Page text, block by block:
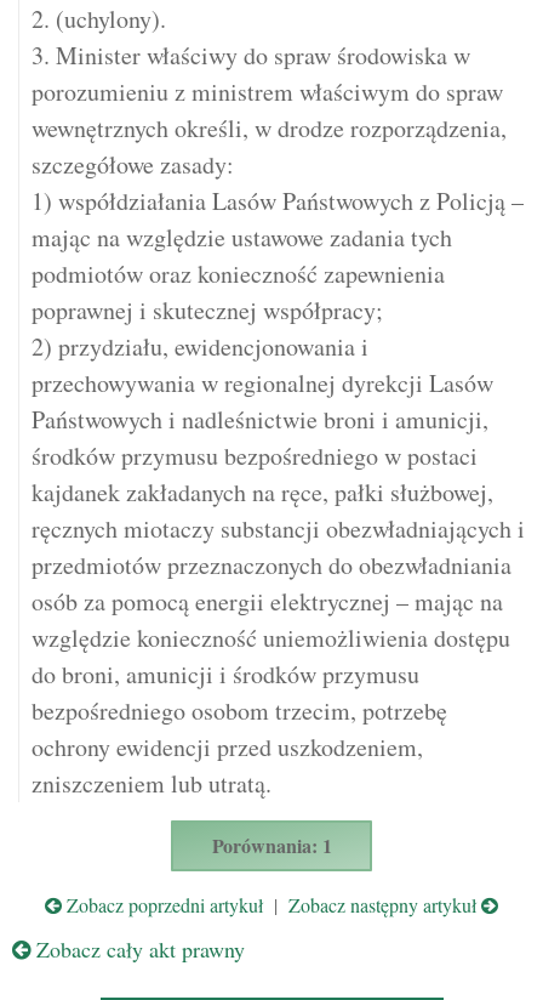
2. (uchylony).
3. Minister właściwy do spraw środowiska w
porozumieniu z ministrem właściwym do spraw
wewnętrznych określi, w drodze rozporządzenia,
szczegółowe zasady:
1) współdziałania Lasów Państwowych z Policją –
mając na względzie ustawowe zadania tych
podmiotów oraz konieczność zapewnienia
poprawnej i skutecznej współpracy;
2) przydziału, ewidencjonowania i
przechowywania w regionalnej dyrekcji Lasów
Państwowych i nadleśnictwie broni i amunicji,
środków przymusu bezpośredniego w postaci
kajdanek zakładanych na ręce, pałki służbowej,
ręcznych miotaczy substancji obezwładniających i
przedmiotów przeznaczonych do obezwładniania
osób za pomocą energii elektrycznej – mając na
względzie konieczność uniemożliwienia dostępu
do broni, amunicji i środków przymusu
bezpośredniego osobom trzecim, potrzebę
ochrony ewidencji przed uszkodzeniem,
zniszczeniem lub utratą.
Porównania: 1
Zobacz poprzedni artykuł | Zobacz następny artykuł
Zobacz cały akt prawny